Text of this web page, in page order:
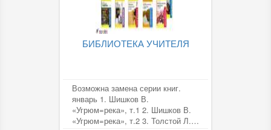
БИБЛИОТЕКА УЧИТЕЛЯ
Возможна замена серии книг.
январь 1. Шишков В.
«Угрюм=река», т.1 2. Шишков В.
«Угрюм=река», т.2 3. Толстой Л.